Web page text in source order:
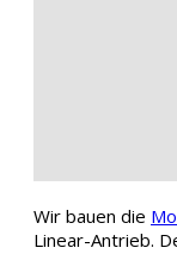
Wir bauen die
Linear-Antrieb.